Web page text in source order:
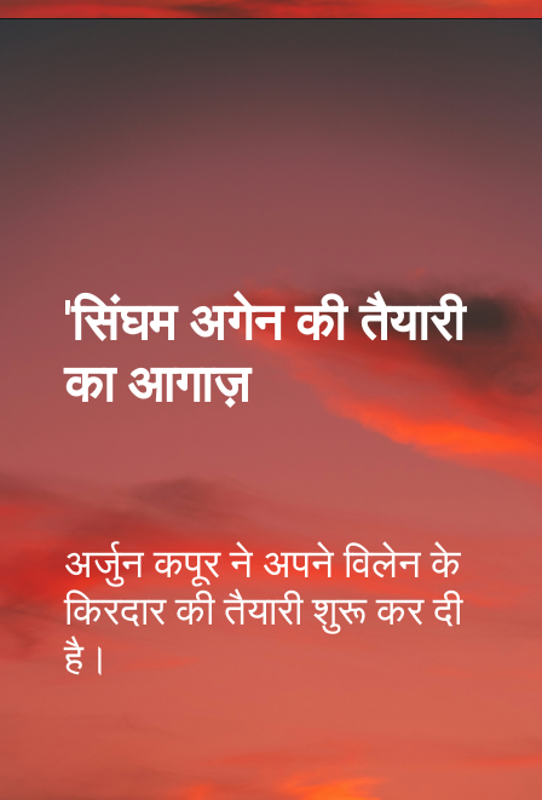
'सिंघम अगेन की तैयारी
का आगाज़
अर्जुन कपूर ने अपने विलेन के
किरदार की तैयारी शुरू कर दी
है।